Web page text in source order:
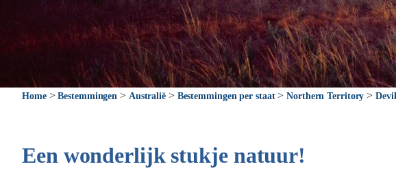
Home>Bestemmingen > Australië> Bestemmingen per staat>Northern Territory >
Een wonderlijk stukje natuur!